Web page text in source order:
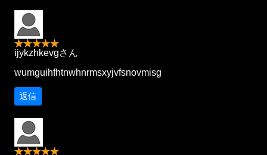
ijykzhkevgさん
wumguihfhtnwhnrmsxyjvfsnovmisg
返信